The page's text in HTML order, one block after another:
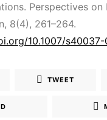
Perspectives on
8(4), 261–264.
10.1007/
TWEET